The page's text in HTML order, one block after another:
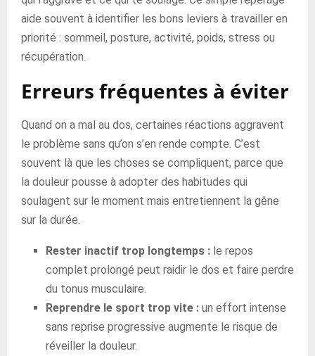
aide souvent à identifier les bons leviers à travailler en
priorité : sommeil, posture, activité, poids, stress ou
récupération.
Erreurs fréquentes à éviter
Quand on a mal au dos, certaines réactions aggravent
le problème sans qu’on s’en rende compte. C’est
souvent là que les choses se compliquent, parce que
la douleur pousse à adopter des habitudes qui
soulagent sur le moment mais entretiennent la gêne
sur la durée.
Rester inactif trop longtemps : le repos
complet prolongé peut raidir le dos et faire perdre
du tonus musculaire.
Reprendre le sport trop vite : un effort intense
sans reprise progressive augmente le risque de
réveiller la douleur.